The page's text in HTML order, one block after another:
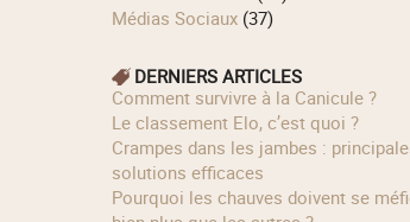
Médias Sociaux(37)
DERNIERS ARTICLES
Comment survivre à la Canicule ?
Le classement Elo, c’est quoi ?
Crampes dans les jambes : principales causes et
solutions efficaces
Pourquoi les chauves doivent se méfier du soleil